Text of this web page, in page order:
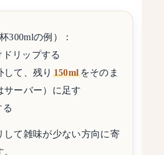
300mlの例）：
ドリップする
して、残り 150mlをそのま
サーバー）に足す
る
して雑味が少ない方向に寄